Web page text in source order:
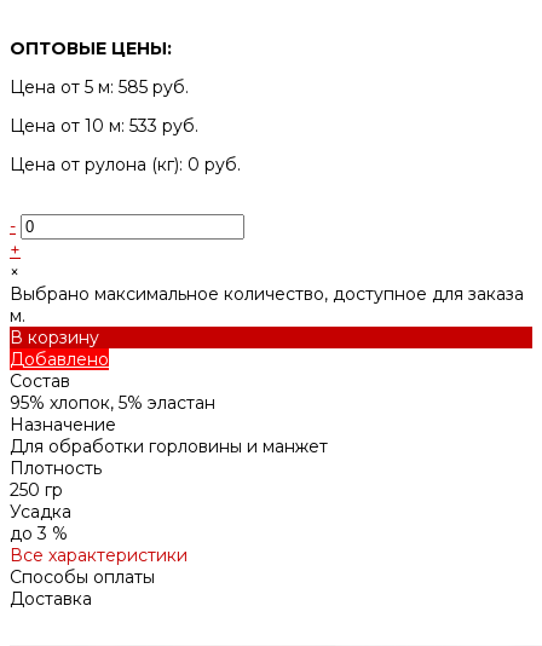
ОПТОВЫЕ ЦЕНЫ:
Цена от 5 м: 585 руб.
Цена от 10 м: 533 руб.
Цена от рулона (кг): 0 руб.
-
+
×
Выбрано максимальное количество, доступное для заказа
м.
В корзину
Добавлено
Состав
95% хлопок, 5% эластан
Назначение
Для обработки горловины и манжет
Плотность
250 гр
Усадка
до 3 %
Все характеристики
Способы оплаты
Доставка